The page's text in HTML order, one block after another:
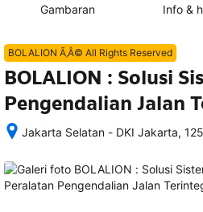
Gambaran Info &
BOLALION Ã‚Â© All Rights Reserved
BOLALION : Solusi
Pengendalian Jalan
Jakarta Selatan - DKI Jakarta,
memesan,
semua